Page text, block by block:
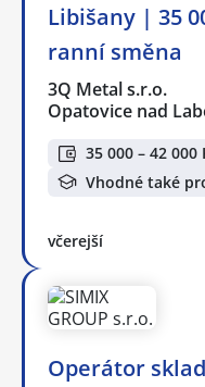
Libišany | 35
ranní směna
3Q Metal s.r.o.
Opatovice nad
35 000 – 42 000
Vhodné také
včerejší
Operátor